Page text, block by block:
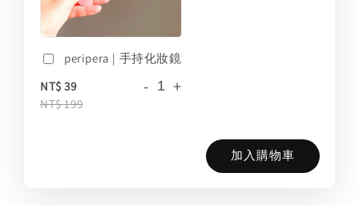
peripera | 手持化妝鏡
NT$ 39
NT$ 199
- +
加入購物車